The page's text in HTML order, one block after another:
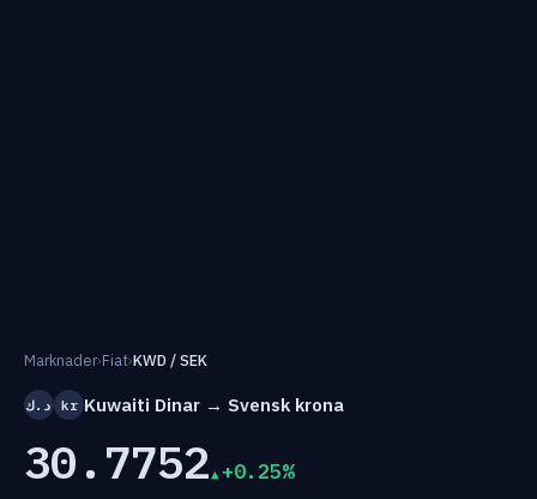
Marknader›Fiat›KWD / SEK
د.ك kr Kuwaiti Dinar → Svensk krona
30.7752 +0.25%